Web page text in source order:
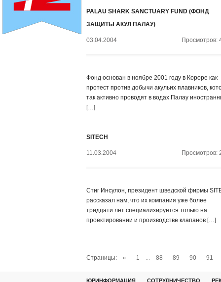
PALAU SHARK SANCTUARY FUND (ФОНД
ЗАЩИТЫ АКУЛ ПАЛАУ)
03.04.2004 Просмотров:
Фонд основан в ноябре 2001 году в Короре как
протест против добычи акульих плавников,
так активно проводят в водах Палау
[…]
SITECH
11.03.2004 Просмотров:
Стиг Инсулон, президент шведской фирмы
рассказал нам, что их компания уже более
тридцати лет специализируется только на
проектировании и производстве клапанов […]
Страницы: « 1 ... 88 89 90 91
ЮРИНФОРМАЦИЯ СОТРУДНИЧЕСТВО